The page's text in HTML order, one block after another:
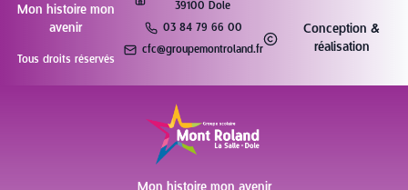
Mon histoire mon
avenir
Tous droits réservés
39100 Dole
03 84 79 66 00
cfc@groupemontroland.fr
Conception &
réalisation